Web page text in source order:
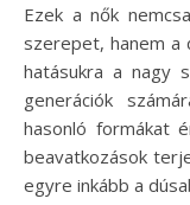
Ezek a nők
szerepet, hanem a
hatásukra a nagy
generációk
hasonló formákat
beavatkozások
egyre inkább a